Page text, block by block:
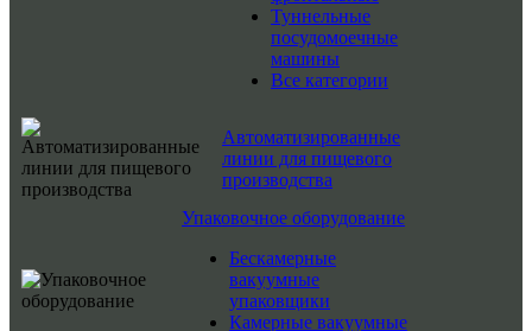
Туннельные
посудомоечные
машины
Все категории
Автоматизированные
линии для пищевого
производства
Упаковочное оборудование
Бескамерные
вакуумные
упаковщики
Камерные вакуумные